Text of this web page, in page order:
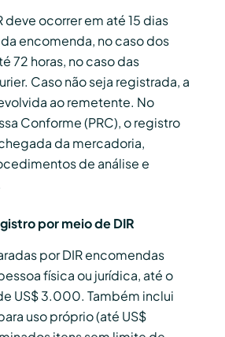
deve ocorrer em até 15 dias
encomenda, no caso dos
72 horas, no caso das
Caso não seja registrada, a
ao remetente. No
Conforme (PRC), o registro
da mercadoria,
de análise e
por meio de DIR
por DIR encomendas
física ou jurídica, até o
US$ 3.000. Também inclui
uso próprio (até US$